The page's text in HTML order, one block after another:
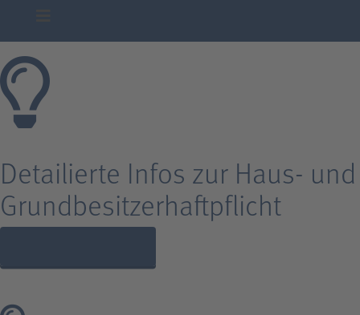
Detailierte Infos zur Haus- und
Grundbesitzerhaftpflicht